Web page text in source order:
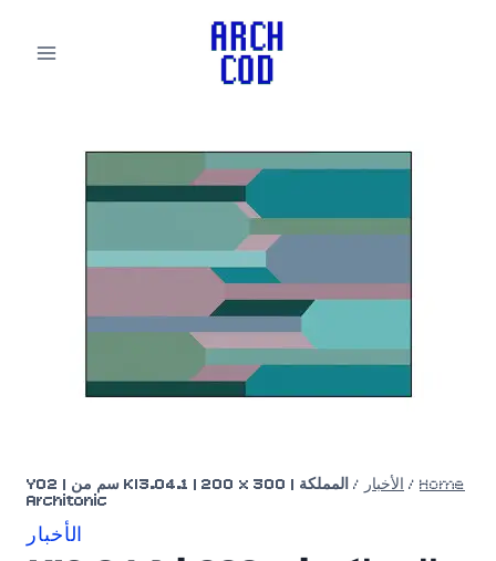
Home
/ الأخبار /
المملكة | KI3.04.1 | 200 × 300 سم من YO2 |
Architonic
الأخبار